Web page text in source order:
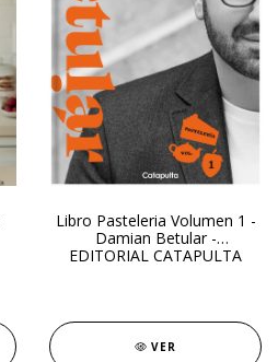
Libro Pasteleria Volumen 1 -
Damian Betular -
EDITORIAL CATAPULTA
VER